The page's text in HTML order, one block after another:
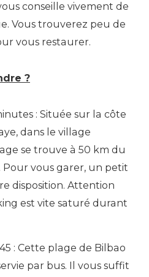
conseille vivement de
Vous trouverez peu de
vous restaurer.
?
: Située sur la côte
dans le village
se trouve à 50 km du
Pour vous garer, un petit
disposition. Attention
est vite saturé durant
: Cette plage de Bilbao
par bus. Il vous suffit